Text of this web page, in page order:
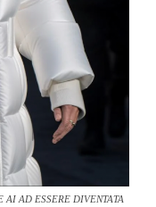
AD ESSERE DIVENTATA